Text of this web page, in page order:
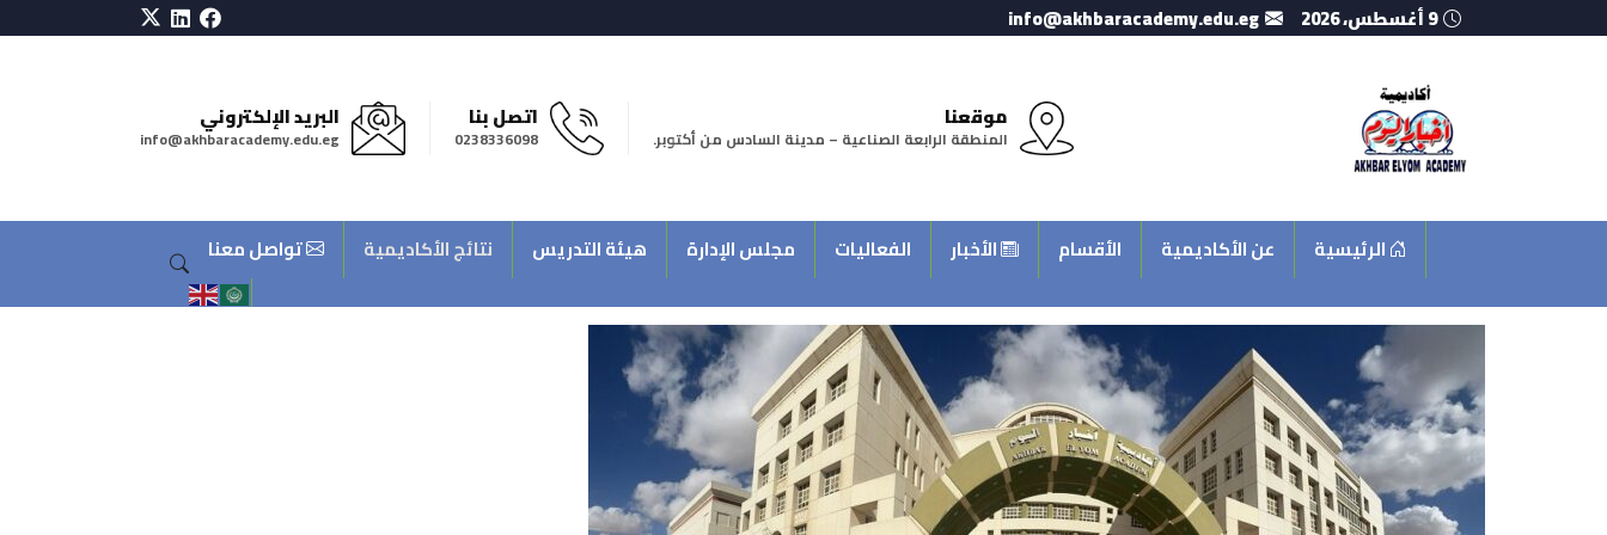
9 أغسطس، 2026 info@akhbaracademy.edu.eg
موقعنا
المنطقة الرابعة الصناعية – مدينة السادس من أكتوبر.
اتصل بنا
0238336098
البريد الإلكتروني
info@akhbaracademy.edu.eg
الرئيسية عن الأكاديمية الأقسام الأخبار الفعاليات مجلس الإدارة هيئة التدريس نتائج الأكاديمية تواصل معنا